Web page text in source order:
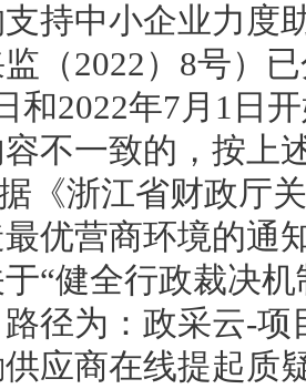
持中小企业力度
（2022）8号）
和2022年7月1日
不一致的，按上
《浙江省财政厅
优营商环境的通
“健全行政裁决
径为：政采云-
应商在线提起质